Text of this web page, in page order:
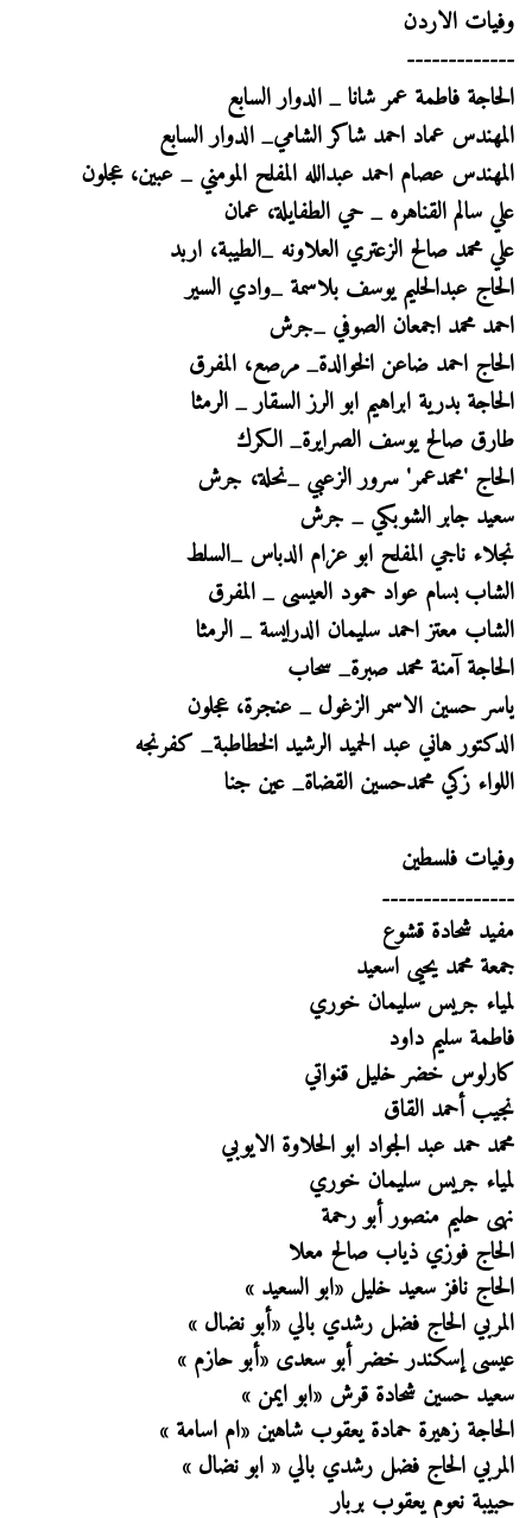
وفيات الاردن
-------------
الحاجة فاطمة عمر شانا _ الدوار السابع
المهندس عماد احمد شاكر الشامي_ الدوار السابع
المهندس عصام احمد عبدالله المفلح المومني _ عبين، عجلون
علي سالم القناهره _ حي الطفايلة، عمان
علي محمد صالح الزعتري العلاونه _الطيبة، اربد
الحاج عبدالحليم يوسف بلاسمة _وادي السير
احمد محمد اجمعان الصوفي _جرش
الحاج احمد ضاعن الخوالدة_ مرصع، المفرق
الحاجة بدرية ابراهيم ابو الرز السقار _ الرمثا
طارق صالح يوسف الصرايرة_ الكرك
الحاج 'محمدعمر' سرور الزعبي _نحلة، جرش
سعيد جابر الشوبكي _ جرش
نجلاء ناجي المفلح ابو عزام الدباس _السلط
الشاب بسام عواد حمود العيسى _ المفرق
الشاب معتز احمد سليمان الدرايسة _ الرمثا
الحاجة آمنة محمد صبرة_ سحاب
ياسر حسين الاسمر الزغول _ عنجرة، عجلون
الدكتور هاني عبد الحميد الرشيد الخطاطبة_ كفرنجه
اللواء زكي محمدحسين القضاة_ عين جنا
وفيات فلسطين
----------------
مفيد شحادة قشوع
جمعة محمد يحيى اسعيد
لمياء جريس سليمان خوري
فاطمة سليم داود
كارلوس خضر خليل قنواتي
نجيب أحمد القاق
محمد حمد عبد الجواد ابو الحلاوة الايوبي
لمياء جريس سليمان خوري
نهى حليم منصور أبو رحمة
الحاج فوزي ذياب صالح معلا
الحاج نافز سعيد خليل «ابو السعيد »
المربي الحاج فضل رشدي بالي «أبو نضال »
عيسى إسكندر خضر أبو سعدى «أبو حازم »
سعيد حسين شحادة قرش «ابو ايمن »
الحاجة زهيرة حمادة يعقوب شاهين «ام اسامة »
المربي الحاج فضل رشدي بالي « ابو نضال »
حبيبة نعوم يعقوب بربار